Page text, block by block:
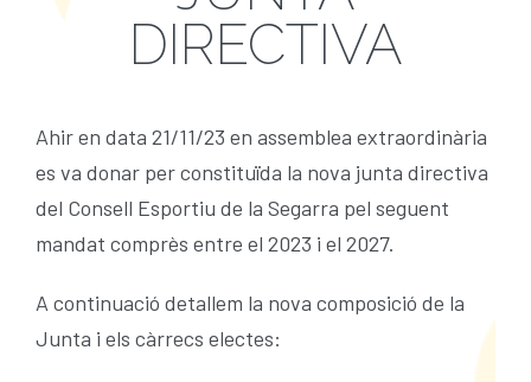
ACTIVITATS
GRUP ATLETISME CERVERA
CURSES INFANTILS CAMINS DE FUSTA 26
ACTIVITATS PADEL SANT GUIM 25-26
FORMACIÓ CIATE
BORSA DE TREBALL
TROBADA PROMOCIÓ BASQUET ESCOLAR
DIRECTIVA
Ahir en data 21/11/23 en assemblea extraordinària
es va donar per constituïda la nova junta directiva
del Consell Esportiu de la Segarra pel seguent
mandat comprès entre el 2023 i el 2027.
A continuació detallem la nova composició de la
Junta i els càrrecs electes: